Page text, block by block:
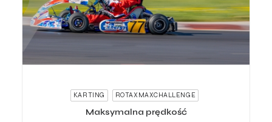
KARTING ROTAXMAXCHALLENGE
Maksymalna prędkość